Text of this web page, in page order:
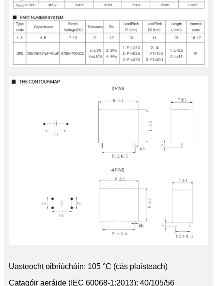
Uasteocht oibriúcháin: 105 °C (cás plaisteach)
Catagóir aeráide (IEC 60068-1:2013): 40/105/56